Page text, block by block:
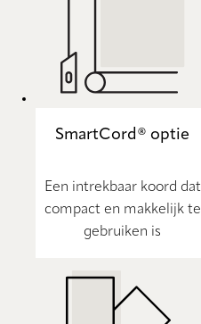
SmartCord® optie
Een intrekbaar koord dat
compact en makkelijk te
gebruiken is